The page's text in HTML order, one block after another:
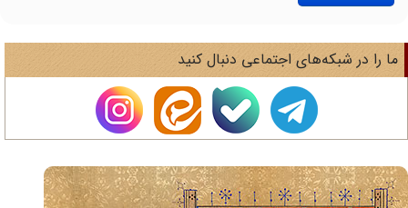
را در شبکه‌های اجتماعی دنبال کنید